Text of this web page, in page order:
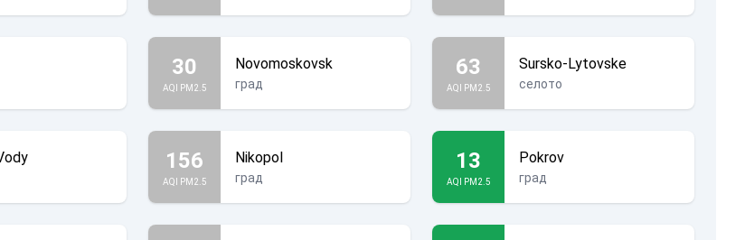
30
AQI PM2.5
Novomoskovsk
град
63
AQI PM2.5
Sursko-Lytovske
селото
156
AQI PM2.5
Nikopol
град
13
AQI PM2.5
Pokrov
град